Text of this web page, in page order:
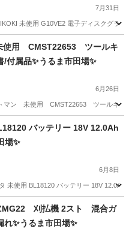
7月31日
未使用 G10VE2 電子ディスクグラ
使用 CMST22653 ツールキ
属品✨うるま市田場✨
6月26日
マン 未使用 CMST22653 ツールキ
バッテリー 18V 12.0Ah
場✨
6月8日
使用 BL18120 バッテリー 18V 12.0Ah
刈払機 2スト 混合ガ
✨うるま市田場✨